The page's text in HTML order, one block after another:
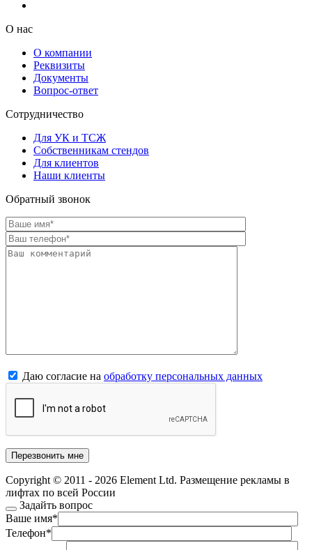
О нас
О компании
Реквизиты
Документы
Вопрос-ответ
Сотрудничество
Для УК и ТСЖ
Собственникам стендов
Для клиентов
Наши клиенты
Обратный звонок
Даю согласие на обработку персональных данных
Copyright © 2011 - 2026 Element Ltd. Размещение рекламы в
лифтах по всей России
Задайть вопрос
Ваше имя*
Телефон*